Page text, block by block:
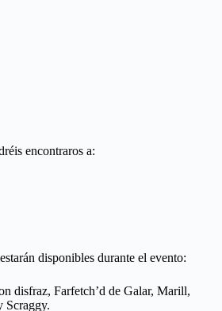
encontraros a:
disponibles durante el evento:
disfraz, Farfetch’d de Galar, Marill,
Scraggy.